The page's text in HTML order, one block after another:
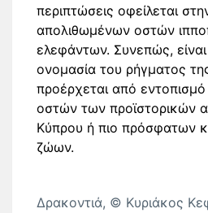
περιπτώσεις οφείλεται
απολιθωμένων οστών
ελεφάντων. Συνεπώς, είναι
ονομασία του ρήγματος
προέρχεται από
οστών των προϊστορικών
Κύπρου ή πιο πρόσφατων
ζώων.
Δρακοντιά, © Κυριάκος